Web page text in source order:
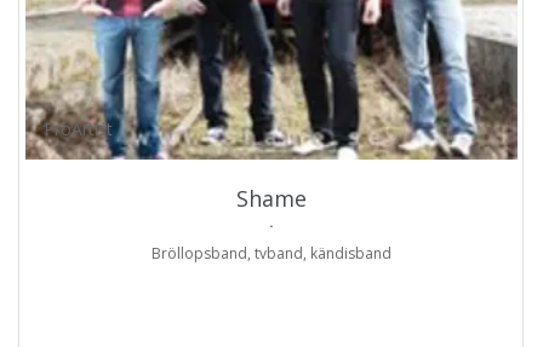
ProArtist
Shame
.
Bröllopsband, tvband, kändisband